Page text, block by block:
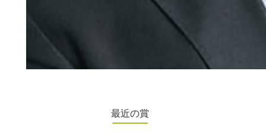
最近の賞